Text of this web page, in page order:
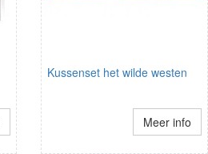
Kussenset het wilde westen
Meer info